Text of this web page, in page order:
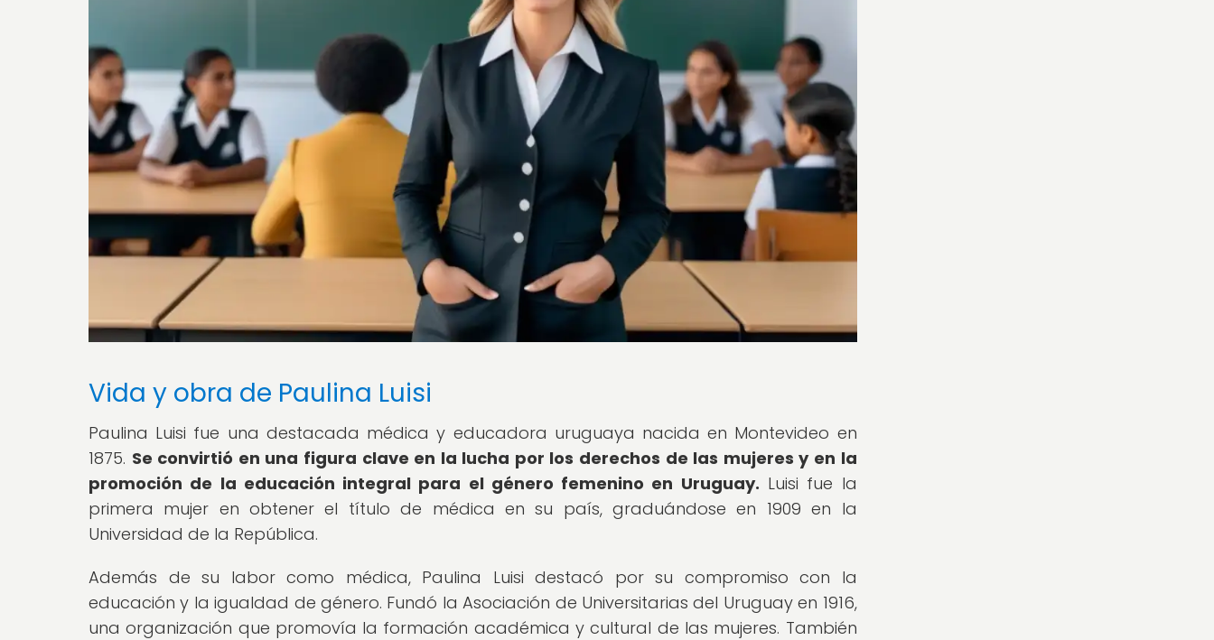
Vida y obra de Paulina Luisi
Paulina Luisi fue una destacada médica y educadora uruguaya nacida en Montevideo en
1875. Se convirtió en una figura clave en la lucha por los derechos de las mujeres y en la
promoción de la educación integral para el género femenino en Uruguay. Luisi fue la
primera mujer en obtener el título de médica en su país, graduándose en 1909 en la
Universidad de la República.
Además de su labor como médica, Paulina Luisi destacó por su compromiso con la
educación y la igualdad de género. Fundó la Asociación de Universitarias del Uruguay en 1916,
una organización que promovía la formación académica y cultural de las mujeres. También